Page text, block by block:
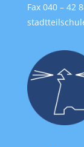
Fax 040 – 42